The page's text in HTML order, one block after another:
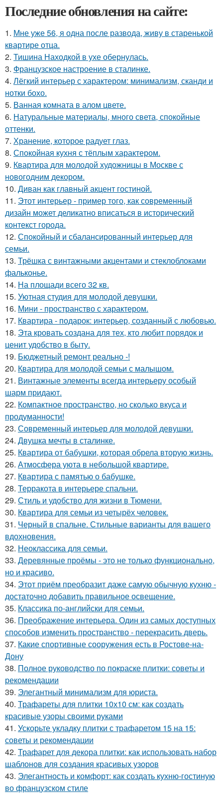
Последние обновления на сайте:
1. Мне уже 56, я одна после развода, живу в старенькой
квартире отца.
2. Тишина Находкой в ухе обернулась.
3. Французское настроение в сталинке.
4. Лёгкий интерьер с характером: минимализм, сканди и
нотки бохо.
5. Ванная комната в алом цвете.
6. Натуральные материалы, много света, спокойные
оттенки.
7. Хранение, которое радует глаз.
8. Спокойная кухня с тёплым характером.
9. Квартира для молодой художницы в Москве с
новогодним декором.
10. Диван как главный акцент гостиной.
11. Этот интерьер - пример того, как современный
дизайн может деликатно вписаться в исторический
контекст города.
12. Спокойный и сбалансированный интерьер для
семьи.
13. Трёшка с винтажными акцентами и стеклоблоками
фальконье.
14. На площади всего 32 кв.
15. Уютная студия для молодой девушки.
16. Мини - пространство с характером.
17. Квартира - подарок: интерьер, созданный с любовью.
18. Эта кровать создана для тех, кто любит порядок и
ценит удобство в быту.
19. Бюджетный ремонт реально -!
20. Квартира для молодой семьи с малышом.
21. Винтажные элементы всегда интерьеру особый
шарм придают.
22. Компактное пространство, но сколько вкуса и
продуманности!
23. Современный интерьер для молодой девушки.
24. Двушка мечты в сталинке.
25. Квартира от бабушки, которая обрела вторую жизнь.
26. Атмосфера уюта в небольшой квартире.
27. Квартира с памятью о бабушке.
28. Терракота в интерьере спальни.
29. Стиль и удобство для жизни в Тюмени.
30. Квартира для семьи из четырёх человек.
31. Черный в спальне. Стильные варианты для вашего
вдохновения.
32. Неоклассика для семьи.
33. Деревянные проёмы - это не только функционально,
но и красиво.
34. Этот приём преобразит даже самую обычную кухню -
достаточно добавить правильное освещение.
35. Классика по-английски для семьи.
36. Преображение интерьера. Один из самых доступных
способов изменить пространство - перекрасить дверь.
37. Какие спортивные сооружения есть в Ростове-на-
Дону
38. Полное руководство по покраске плитки: советы и
рекомендации
39. Элегантный минимализм для юриста.
40. Трафареты для плитки 10х10 см: как создать
красивые узоры своими руками
41. Ускорьте укладку плитки с трафаретом 15 на 15:
советы и рекомендации
42. Трафарет для декора плитки: как использовать набор
шаблонов для создания красивых узоров
43. Элегантность и комфорт: как создать кухню-гостиную
во французском стиле